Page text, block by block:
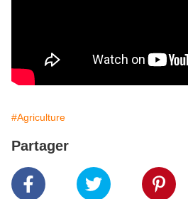
#Agriculture
Partager